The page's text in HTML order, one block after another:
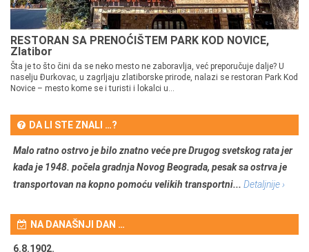
RESTORAN SA PRENOĆIŠTEM PARK KOD NOVICE,
Zlatibor
Šta je to što čini da se neko mesto ne zaboravlja, već preporučuje dalje? U
naselju Đurkovac, u zagrljaju zlatiborske prirode, nalazi se restoran Park Kod
Novice – mesto kome se i turisti i lokalci u...
DA LI STE ZNALI …?
Malo ratno ostrvo je bilo znatno veće pre Drugog svetskog rata jer
kada je 1948. počela gradnja Novog Beograda, pesak sa ostrva je
transportovan na kopno pomoću velikih transportni... Detaljnije ›
NA DANAŠNJI DAN …
6.8.1902.